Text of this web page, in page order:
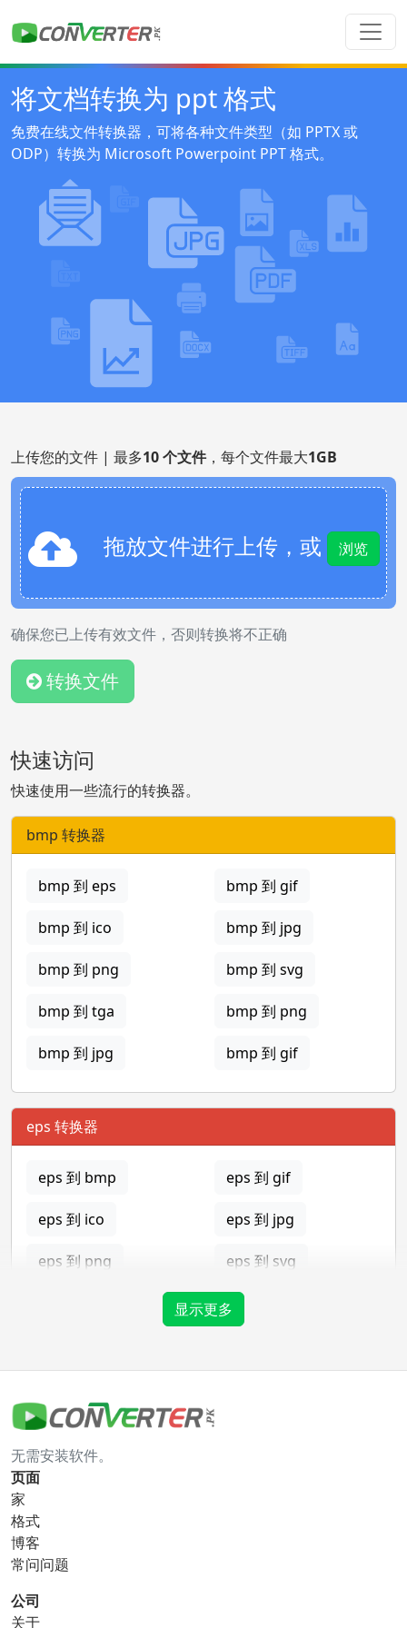
将文档转换为 ppt 格式
免费在线文件转换器，可将各种文件类型（如 PPTX 或
ODP）转换为 Microsoft Powerpoint PPT 格式。
上传您的文件 | 最多10 个文件，每个文件最大1GB
拖放文件进行上传，或 浏览
确保您已上传有效文件，否则转换将不正确
转换文件
快速访问
快速使用一些流行的转换器。
bmp 转换器
bmp 到 eps bmp 到 gif
bmp 到 ico bmp 到 jpg
bmp 到 png bmp 到 svg
bmp 到 tga bmp 到 png
bmp 到 jpg bmp 到 gif
eps 转换器
eps 到 bmp eps 到 gif
eps 到 ico eps 到 jpg
eps 到 png eps 到 svg
gif 转换器
gif 到 bmp
gif 到 ico
gif 到 tga
显示更多
无需安装软件。
页面
家
格式
博客
常问问题
公司
关于